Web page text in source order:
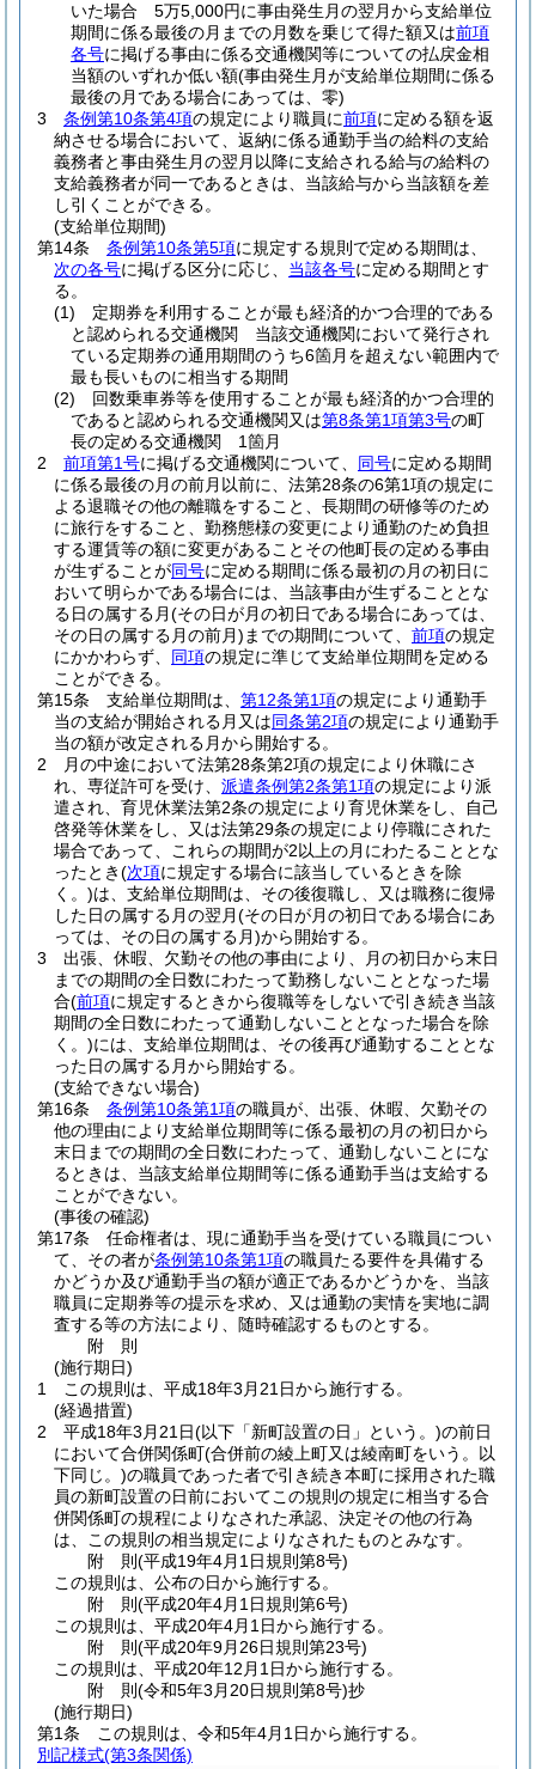
いた場合 5万5,000円に事由発生月の翌月から支給単位
期間に係る最後の月までの月数を乗じて得た額又は前項
各号に掲げる事由に係る交通機関等についての払戻金相
当額のいずれか低い額(事由発生月が支給単位期間に係る
最後の月である場合にあっては、零)
3
条例第10条第4項の規定により職員に前項に定める額を返
納させる場合において、返納に係る通勤手当の給料の支給
義務者と事由発生月の翌月以降に支給される給与の給料の
支給義務者が同一であるときは、当該給与から当該額を差
し引くことができる。
(支給単位期間)
第14条
条例第10条第5項に規定する規則で定める期間は、
次の各号に掲げる区分に応じ、 当該各号に定める期間とす
る。
(1)
定期券を利用することが最も経済的かつ合理的である
と認められる交通機関 当該交通機関において発行され
ている定期券の通用期間のうち6箇月を超えない範囲内で
最も長いものに相当する期間
(2)
回数乗車券等を使用することが最も経済的かつ合理的
であると認められる交通機関又は第8条第1項第3号の町
長の定める交通機関 1箇月
2
前項第1号に掲げる交通機関について、 同号に定める期間
に係る最後の月の前月以前に、法第28条の6第1項の規定に
よる退職その他の離職をすること、長期間の研修等のため
に旅行をすること、勤務態様の変更により通勤のため負担
する運賃等の額に変更があることその他町長の定める事由
が生ずることが同号に定める期間に係る最初の月の初日に
おいて明らかである場合には、当該事由が生ずることとな
る日の属する月(その日が月の初日である場合にあっては、
その日の属する月の前月) までの期間について、 前項の規定
にかかわらず、 同項の規定に準じて支給単位期間を定める
ことができる。
第15条
支給単位期間は、 第12条第1項の規定により通勤手
当の支給が開始される月又は同条第2項の規定により通勤手
当の額が改定される月から開始する。
2
月の中途において法第28条第2項の規定により休職にさ
れ、専従許可を受け、 派遣条例第2条第1項の規定により派
遣され、育児休業法第2条の規定により育児休業をし、自己
啓発等休業をし、又は法第29条の規定により停職にされた
場合であって、これらの期間が2以上の月にわたることとな
ったとき(次項に規定する場合に該当しているときを除
く。)は、支給単位期間は、その後復職し、又は職務に復帰
した日の属する月の翌月(その日が月の初日である場合にあ
っては、その日の属する月)から開始する。
3
出張、休暇、欠勤その他の事由により、月の初日から末日
までの期間の全日数にわたって勤務しないこととなった場
合(前項に規定するときから復職等をしないで引き続き当該
期間の全日数にわたって通勤しないこととなった場合を除
く。)には、支給単位期間は、その後再び通勤することとな
った日の属する月から開始する。
(支給できない場合)
第16条
条例第10条第1項の職員が、出張、休暇、欠勤その
他の理由により支給単位期間等に係る最初の月の初日から
末日までの期間の全日数にわたって、通勤しないことにな
るときは、当該支給単位期間等に係る通勤手当は支給する
ことができない。
(事後の確認)
第17条
任命権者は、現に通勤手当を受けている職員につい
て、その者が条例第10条第1項の職員たる要件を具備する
かどうか及び通勤手当の額が適正であるかどうかを、当該
職員に定期券等の提示を求め、又は通勤の実情を実地に調
査する等の方法により、随時確認するものとする。
附 則
(施行期日)
1
この規則は、平成18年3月21日から施行する。
(経過措置)
2
平成18年3月21日(以下「新町設置の日」という。)の前日
において合併関係町(合併前の綾上町又は綾南町をいう。以
下同じ。)の職員であった者で引き続き本町に採用された職
員の新町設置の日前においてこの規則の規定に相当する合
併関係町の規程によりなされた承認、決定その他の行為
は、この規則の相当規定によりなされたものとみなす。
附 則(平成19年4月1日規則第8号)
この規則は、公布の日から施行する。
附 則(平成20年4月1日規則第6号)
この規則は、平成20年4月1日から施行する。
附 則(平成20年9月26日規則第23号)
この規則は、平成20年12月1日から施行する。
附 則(令和5年3月20日規則第8号)抄
(施行期日)
第1条
この規則は、令和5年4月1日から施行する。
別記様式(第3条関係)